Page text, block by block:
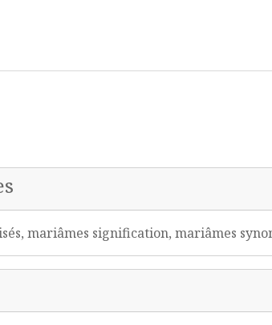
mariâmes signification, mariâmes